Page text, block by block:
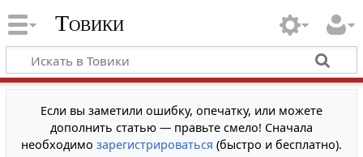
Товики
Если вы заметили ошибку, опечатку, или можете
дополнить статью — правьте смело! Сначала
необходимо зарегистрироваться (быстро и бесплатно).